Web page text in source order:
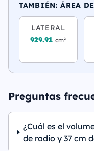
TAMBIÉN: ÁREA
LATERAL
929.91cm²
Preguntas
¿Cuál es el
de radio y 37 cm